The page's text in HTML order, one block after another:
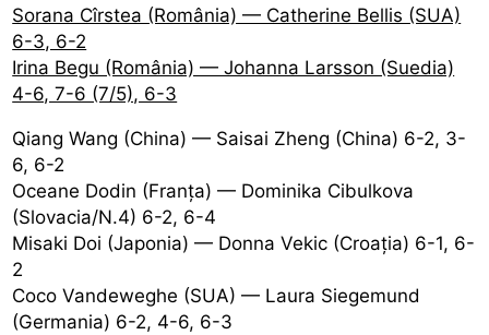
Sorana Cîrstea (România) — Catherine Bellis (SUA)
6-3, 6-2
Irina Begu (România) — Johanna Larsson (Suedia)
4-6, 7-6 (7/5), 6-3
Qiang Wang (China) — Saisai Zheng (China) 6-2, 3-
6, 6-2
Oceane Dodin (Franța) — Dominika Cibulkova
(Slovacia/N.4) 6-2, 6-4
Misaki Doi (Japonia) — Donna Vekic (Croația) 6-1, 6-
2
Coco Vandeweghe (SUA) — Laura Siegemund
(Germania) 6-2, 4-6, 6-3